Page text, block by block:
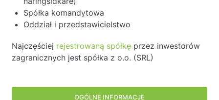
Spółka komandytowa
Oddział i przedstawicielstwo
Najczęściej rejestrowaną spółkę przez inwestorów
zagranicznych jest spółka z o.o. (SRL)
W szwedzkim systemie podatkowym istnieje wiele
Nasi klienci rejestrują spółki szwedzkie głównie z
Panel bocznyOGÓLNE INFORMACJE